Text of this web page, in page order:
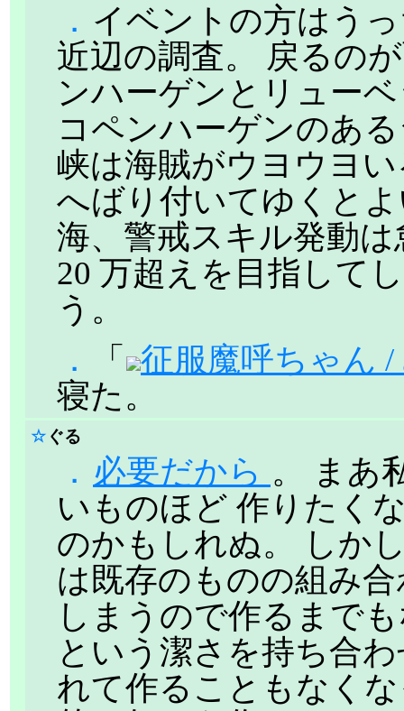
． イベントの方はう
近辺の調査。 戻るの
ンハーゲンとリュー
コペンハーゲンのあ
峡は海賊がウヨウヨ
へばり付いてゆくと
海、警戒スキル発動
20 万超えを目指して
う。
．
「
征服魔呼ちゃん
寝た。
☆ ぐる
． 必要だから 。 まあ
いものほど 作りたく
のかもしれぬ。 しか
は既存のものの組み
しまうので作るまで
という潔さを持ち合
れて作ることもなく